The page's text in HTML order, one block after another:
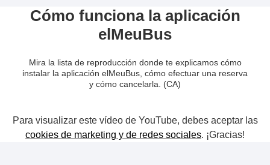
Cómo funciona la aplicación
elMeuBus
Mira la lista de reproducción donde te explicamos cómo
instalar la aplicación elMeuBus, cómo efectuar una reserva
y cómo cancelarla. (CA)
Para visualizar este vídeo de YouTube, debes aceptar las
cookies de marketing y de redes sociales. ¡Gracias!